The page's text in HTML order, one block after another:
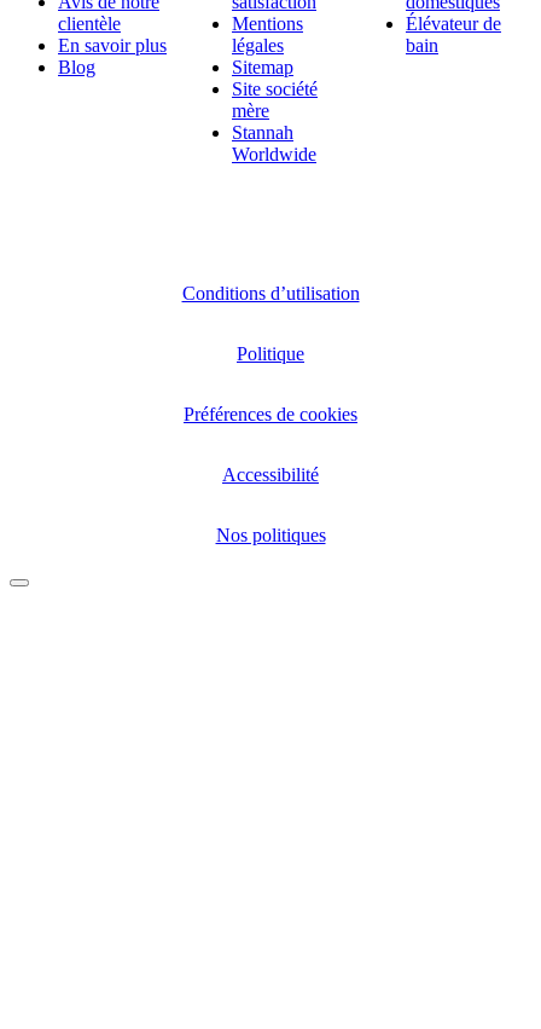
clientèle
En savoir plus
Blog
Mentions
légales
Sitemap
Site société
mère
Stannah
Worldwide
Élévateur de
bain
Conditions d’utilisation
Politique
Préférences de cookies
Accessibilité
Nos politiques